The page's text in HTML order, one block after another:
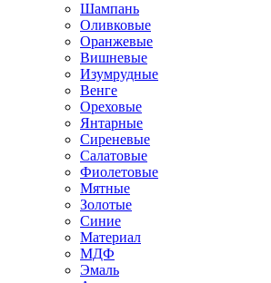
Шампань
Оливковые
Оранжевые
Вишневые
Изумрудные
Венге
Ореховые
Янтарные
Сиреневые
Салатовые
Фиолетовые
Мятные
Золотые
Синие
Материал
МДФ
Эмаль